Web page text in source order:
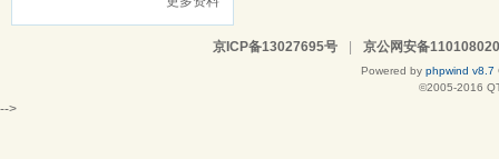
京ICP备13027695号 京公网安备
Powered by phpwind v8.7
©2005-2016
-->